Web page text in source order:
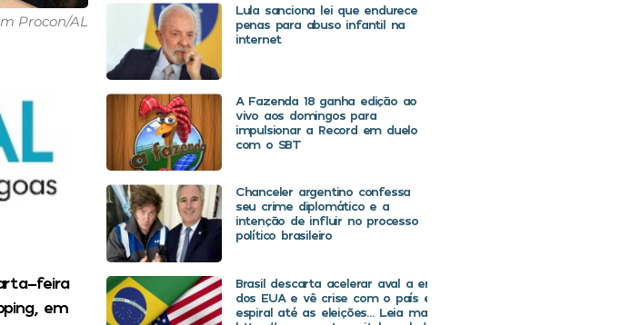
Procon/AL
feira
em
Lula sanciona lei que endurece
penas para abuso infantil na
internet
A Fazenda 18 ganha edição ao
vivo aos domingos para
impulsionar a Record em duelo
com o SBT
Chanceler argentino confessa
seu crime diplomático e a
intenção de influir no processo
político brasileiro
Brasil descarta acelerar aval a embaixador
dos EUA e vê crise com o país entrar em
espiral até as eleições… Leia mais em